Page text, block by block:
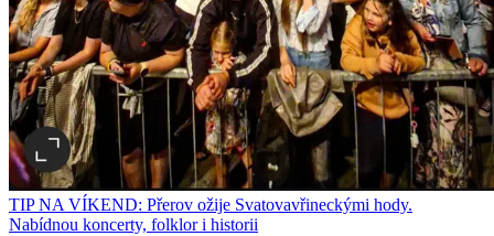
TIP NA VÍKEND: Přerov ožije Svatovavřineckými hody.
Nabídnou koncerty, folklor i historii